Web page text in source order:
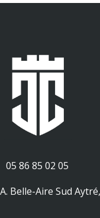
05 86 85 02 05
Belle-Aire Sud